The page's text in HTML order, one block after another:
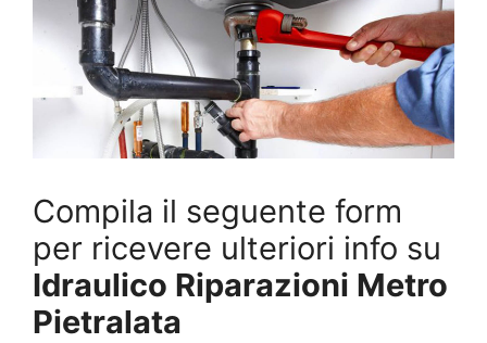
Compila il seguente form
per ricevere ulteriori info su
Idraulico Riparazioni Metro
Pietralata